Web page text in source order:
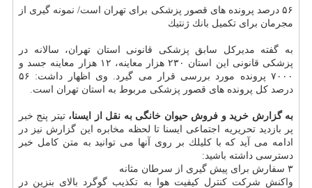
۵۶ درصد پرونده های قصور پزشكی برای تهران است/ نمونه گیری از
مجرمان برای تكمیل بانك ژنتیك
به گفته مدیركل سابق پزشكی قانونی استان تهران، سالانه در
پزشكی قانونی این استان ۲۳۰ هزار معاینه، ۱۲ هزار معاینه جسد و
۷۰۰۰ پرونده مورد بررسی قرار می گیرد. وی اظهار داشت: ۵۶
درصد كل پرونده های قصور پزشكی مربوط به استان تهران است.
به گزارش خرید و فروش حیوان خانگی به نقل از ایسنا،تیتر پنج خبر
پر بازدید تحریریه اجتماعی ایسنا تا لحظه مخابره این گزارش نیز در
ادامه می آید كه با كلیلك بر روی آنها می توانید به متن كامل خبر
دسترسی داشته باشید:
۳ سفارش برای پیش گیری از سرطان مثانه
واكنش شركت كنترل كیفیت هوا به تكذیب گوگرد بالای بنزین در